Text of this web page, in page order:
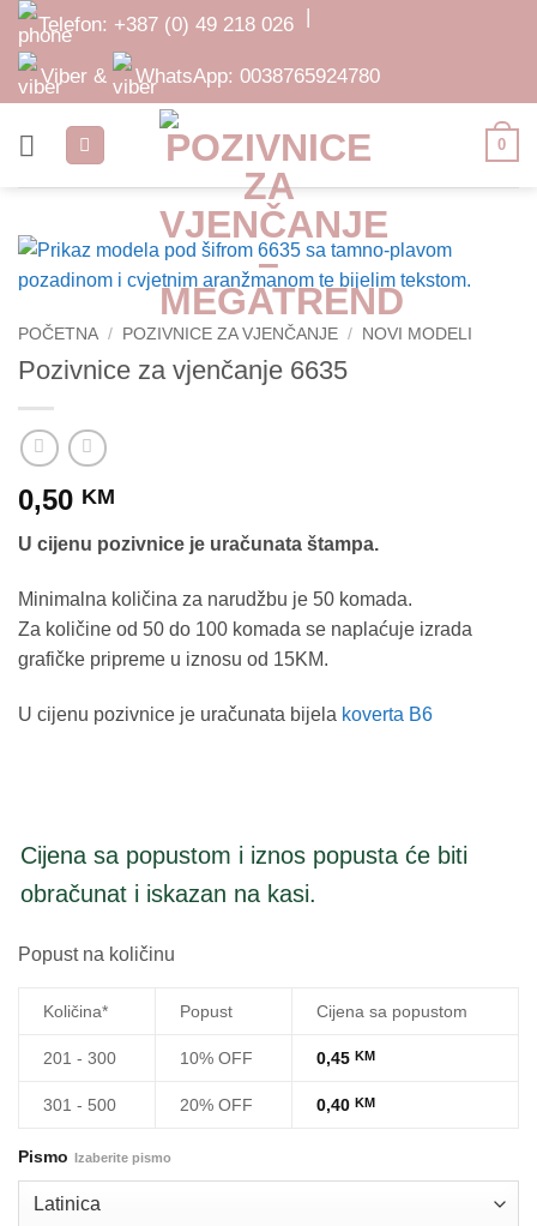
Skip
content
Telefon: +387 (0) 49 218 026 |
Viber & WhatsApp: 0038765924780
0
POČETNA / POZIVNICE ZA VJENČANJE / NOVI MODELI
Pozivnice za vjenčanje 6635
0,50 KM
U cijenu pozivnice je uračunata štampa.
Minimalna količina za narudžbu je 50 komada.
Za količine od 50 do 100 komada se naplaćuje izrada
grafičke pripreme u iznosu od 15KM.
U cijenu pozivnice je uračunata bijela koverta B6
Cijena sa popustom i iznos popusta će biti
obračunat i iskazan na kasi.
Popust na količinu
Količina* Popust Cijena sa popustom
201 - 300 10% OFF 0,45 KM
301 - 500 20% OFF 0,40 KM
Pismo Izaberite pismo